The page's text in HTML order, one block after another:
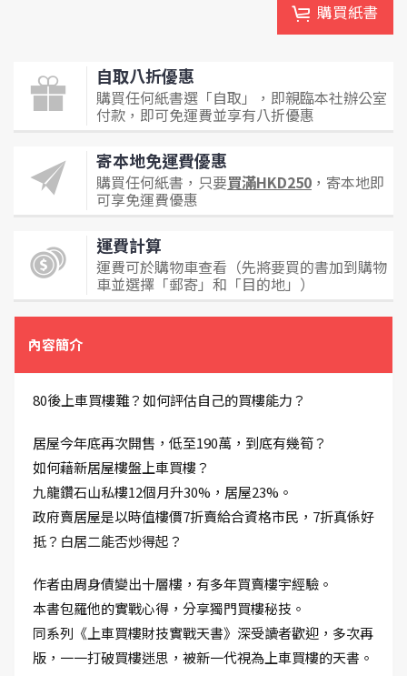
購買紙書
自取八折優惠
購買任何紙書選「自取」，即親臨本社辦公室
付款，即可免運費並享有八折優惠
寄本地免運費優惠
購買任何紙書，只要買滿HKD250 ，寄本地即
可享免運費優惠
運費計算
運費可於購物車查看（先將要買的書加到購物
車並選擇「郵寄」和「目的地」）
內容簡介
80後上車買樓難？如何評估自己的買樓能力？
居屋今年底再次開售，低至190萬，到底有幾筍？
如何藉新居屋樓盤上車買樓？
九龍鑽石山私樓12個月升30%，居屋23%。
政府賣居屋是以時值樓價7折賣給合資格市民，7折真係好
抵？白居二能否炒得起？
作者由周身債變出十層樓，有多年買賣樓宇經驗。
本書包羅他的實戰心得，分享獨門買樓秘技。
同系列《上車買樓財技實戰天書》深受讀者歡迎，多次再
版，一一打破買樓迷思，被新一代視為上車買樓的天書。